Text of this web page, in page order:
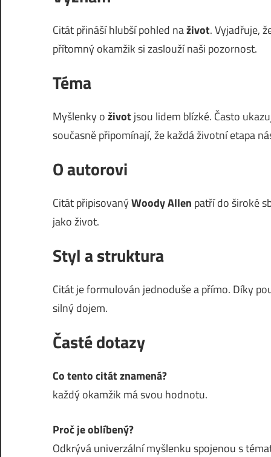
Citát přináší hlubší pohled naživot. Vyjadřuje,
přítomný okamžik si zaslouží naši pozornost.
Téma
Myšlenky oživot jsou lidem blízké. Často
současně připomínají, že každá životní etapa
O autorovi
Citát připisovanýWoody Allen patří do široké
jako život.
Styl a struktura
Citát je formulován jednoduše a přímo. Díky
silný dojem.
Časté dotazy
Co tento citát znamená?
každý okamžik má svou hodnotu.
Proč je oblíbený?
Odkrývá univerzální myšlenku spojenou s